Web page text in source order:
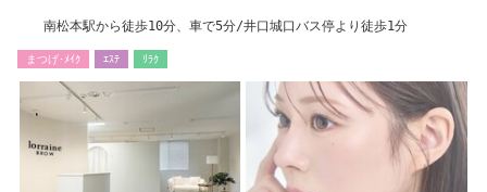
南松本駅から徒歩10分、車で5分/井口城口バス停より徒歩1分
まつげ･ﾒｲｸ ｴｽﾃ ﾘﾗｸ